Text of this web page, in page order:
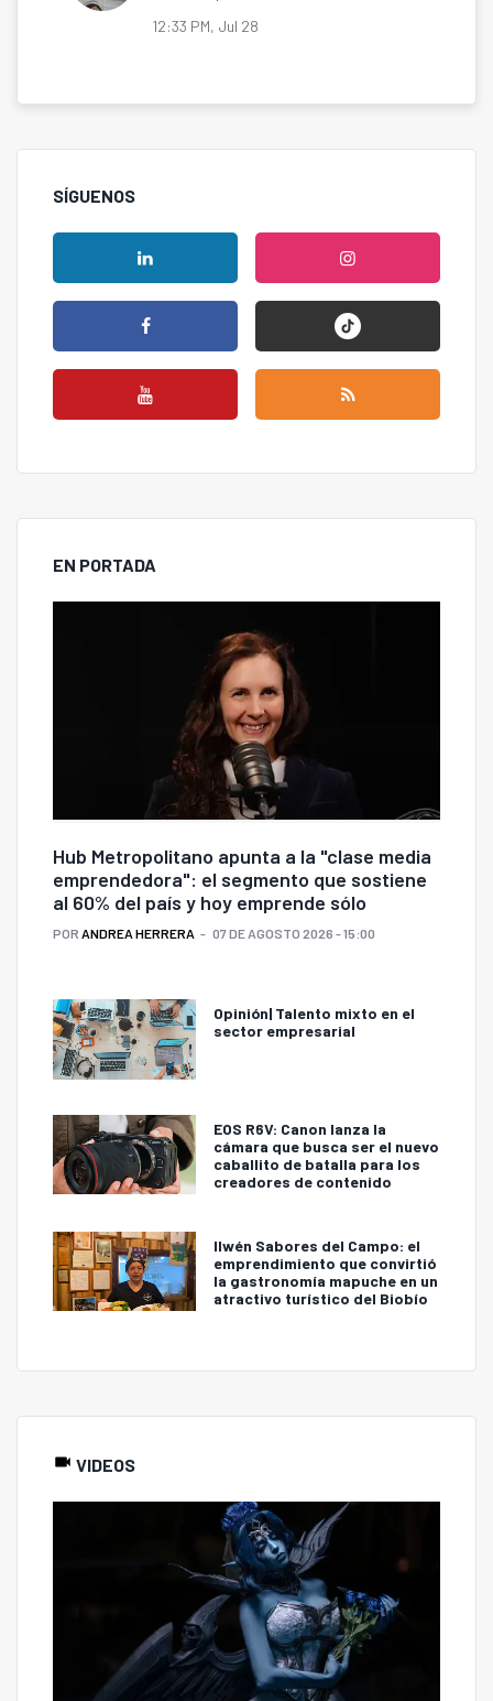
12:33 PM, Jul 28
SÍGUENOS
EN PORTADA
Hub Metropolitano apunta a la "clase media
emprendedora": el segmento que sostiene
al 60% del país y hoy emprende sólo
POR ANDREA HERRERA 07 DE AGOSTO 2026 - 15:00
Opinión| Talento mixto en el
sector empresarial
EOS R6V: Canon lanza la
cámara que busca ser el nuevo
caballito de batalla para los
creadores de contenido
Ilwén Sabores del Campo: el
emprendimiento que convirtió
la gastronomía mapuche en un
atractivo turístico del Biobío
VIDEOS